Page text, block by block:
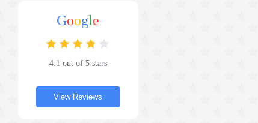
Google
4.1 out of 5 stars
View Reviews